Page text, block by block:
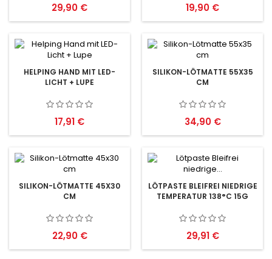
Preis
29,90 € Preis
19,90 €
HELPING HAND MIT LED-
LICHT + LUPE
Preis
17,91 €
SILIKON-LÖTMATTE 55X35
CM
Preis
34,90 €
SILIKON-LÖTMATTE 45X30
CM
Preis
22,90 €
LÖTPASTE BLEIFREI NIEDRIGE
TEMPERATUR 138°C 15G
Preis
29,91 €